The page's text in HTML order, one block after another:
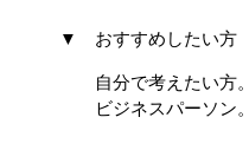
▼ おすすめしたい
自分で考えたい方。
ビジネスパーソン。